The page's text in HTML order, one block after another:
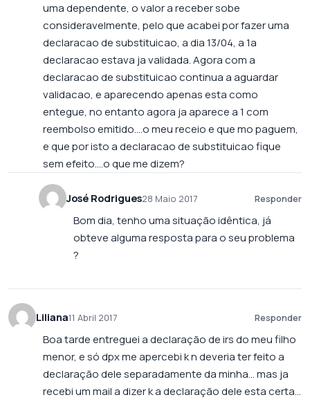
uma dependente, o valor a receber sobe
consideravelmente, pelo que acabei por fazer uma
declaracao de substituicao, a dia 13/04, a 1a
declaracao estava ja validada. Agora com a
declaracao de substituicao continua a aguardar
validacao, e aparecendo apenas esta como
entegue, no entanto agora ja aparece a 1 com
reembolso emitido….o meu receio e que mo paguem,
e que por isto a declaracao de substituicao fique
sem efeito….o que me dizem?
José Rodrigues28 Maio 2017 Responder
Bom dia, tenho uma situação idêntica, já
obteve alguma resposta para o seu problema
?
Liliana11 Abril 2017 Responder
Boa tarde entreguei a declaração de irs do meu filho
menor, e só dpx me apercebi k n deveria ter feito a
declaração dele separadamente da minha… mas ja
recebi um mail a dizer k a declaração dele esta certa…